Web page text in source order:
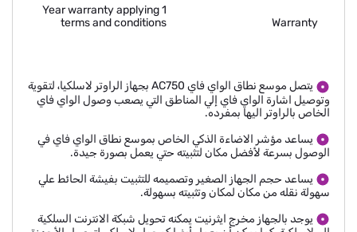
Warranty
1 Year warranty applying
terms and conditions
يتصل موسع نطاق الواي فاي AC750 بجهاز الراوتر لاسلكيا، لتقوية
وتوصيل اشارة الواي فاي إلي المناطق التي يصعب وصول الواي فاي
الخاص بالراوتر اليها بمفرده.
يساعد مؤشر الاضاءة الذكي الخاص بموسع نطاق الواي فاي في
الوصول بسرعة لأفضل مكان لتثبيته حتي يعمل بصورة جيدة.
يساعد حجم الجهاز الصغير وتصميمه للتثبيت بفيشة الحائط علي
سهولة نقله من مكان لمكان وتثبيته بسهولة.
يوجد بالجهاز مخرج ايثرنيت يمكنه تحويل شبكة الانترنت السلكية